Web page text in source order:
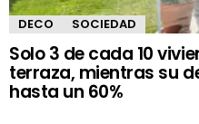
DECO SOCIEDAD
Solo 3 de cada 10
terraza, mientras su
hasta un 60%